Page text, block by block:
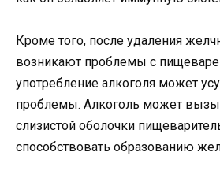
Кроме того, после удаления
возникают проблемы с
употребление алкоголя может
проблемы. Алкоголь может
слизистой оболочки
способствовать образованию